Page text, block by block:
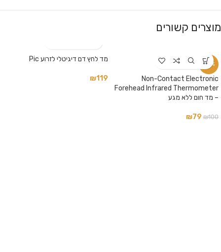
מוצרים קשורים
-21%
Non-Contact Electronic
Forehead Infrared Thermometer
– מד חום ללא מגע
₪100
₪79
מד לחץ דם דיגיטלי לזרוע Pic
₪119